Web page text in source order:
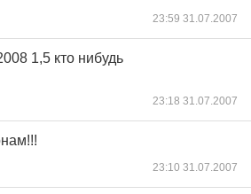
23:59 31.07.2007
1,5 кто нибудь
23:18 31.07.2007
23:10 31.07.2007